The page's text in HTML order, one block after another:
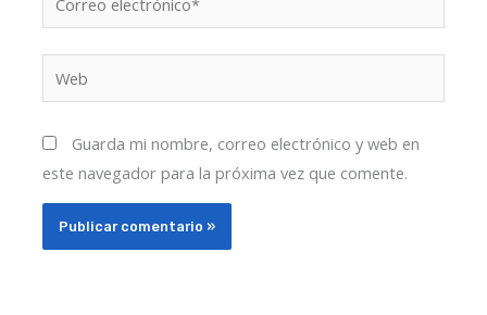
electrónico*
Guarda mi nombre, correo electrónico y web en
este navegador para la próxima vez que comente.